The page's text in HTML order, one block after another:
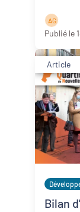
A G
Publié le
Article
Bilan